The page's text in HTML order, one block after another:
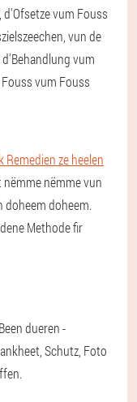
vum Fouss
vun de
vum
vum Fouss
Remedien ze heelen
nëmme nëmme vun
doheem doheem.
Methode fir
dueren -
Schutz, Foto